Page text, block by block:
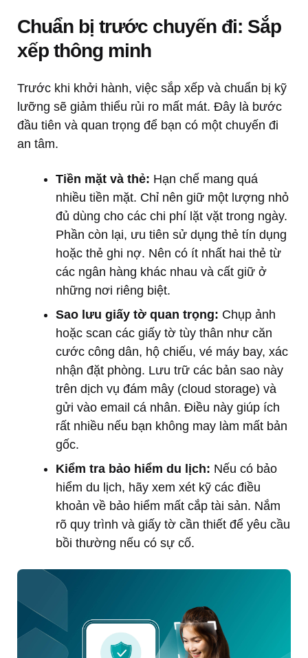
Chuẩn bị trước chuyến đi: Sắp
xếp thông minh
Trước khi khởi hành, việc sắp xếp và chuẩn bị kỹ
lưỡng sẽ giảm thiểu rủi ro mất mát. Đây là bước
đầu tiên và quan trọng để bạn có một chuyến đi
an tâm.
Tiền mặt và thẻ: Hạn chế mang quá
nhiều tiền mặt. Chỉ nên giữ một lượng nhỏ
đủ dùng cho các chi phí lặt vặt trong ngày.
Phần còn lại, ưu tiên sử dụng thẻ tín dụng
hoặc thẻ ghi nợ. Nên có ít nhất hai thẻ từ
các ngân hàng khác nhau và cất giữ ở
những nơi riêng biệt.
Sao lưu giấy tờ quan trọng: Chụp ảnh
hoặc scan các giấy tờ tùy thân như căn
cước công dân, hộ chiếu, vé máy bay, xác
nhận đặt phòng. Lưu trữ các bản sao này
trên dịch vụ đám mây (cloud storage) và
gửi vào email cá nhân. Điều này giúp ích
rất nhiều nếu bạn không may làm mất bản
gốc.
Kiểm tra bảo hiểm du lịch: Nếu có bảo
hiểm du lịch, hãy xem xét kỹ các điều
khoản về bảo hiểm mất cắp tài sản. Nắm
rõ quy trình và giấy tờ cần thiết để yêu cầu
bồi thường nếu có sự cố.